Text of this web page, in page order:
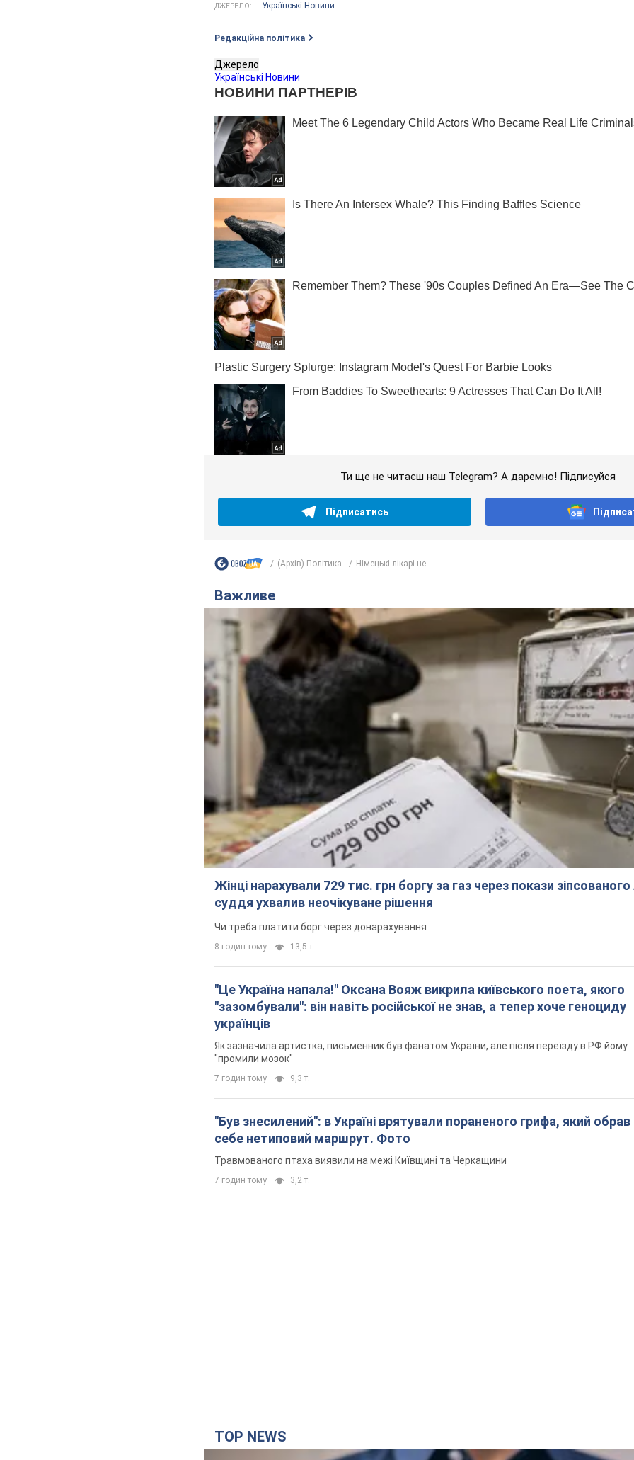
ДЖЕРЕЛО: Українські Новини
Редакційна політика
Джерело
Українські Новини
Ти ще не читаєш наш Telegram? А даремно! Підписуйся
Підписатись
(Архів) Політика Німецькі лікарі не...
Важливе
Жінці нарахували 729 тис. грн боргу за газ через покази
суддя ухвалив неочікуване рішення
Чи треба платити борг через донарахування
8 годин тому 13,5 т.
"Це Україна напала!" Оксана Вояж викрила київського поета, якого
"зазомбували": він навіть російської не знав, а тепер хоче геноциду
українців
Як зазначила артистка, письменник був фанатом України, але після переїзду в РФ йому
"промили мозок"
7 годин тому 9,3 т.
"Був знесилений": в Україні врятували пораненого грифа, який
себе нетиповий маршрут. Фото
Травмованого птаха виявили на межі Київщині та Черкащини
7 годин тому 3,2 т.
TOP NEWS